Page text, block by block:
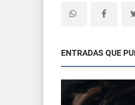
ENTRADAS QUE